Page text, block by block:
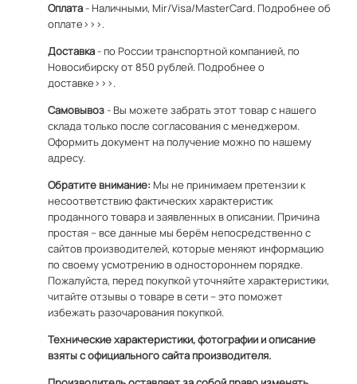
Оплата- Наличными, Mir/Visa/MasterCard. Подробнее об
оплате>>>.
Доставка- по России транспортной компанией, по
Новосибирску от 850 рублей. Подробнее о
доставке>>>.
Самовывоз- Вы можете забрать этот товар с нашего
склада только после согласования с менеджером.
Оформить документ на получение можно по нашему
адресу.
Обратите внимание: Мы не принимаем претензии к
несоответствию фактических характеристик
проданного товара и заявленных в описании. Причина
простая – все данные мы берём непосредственно с
сайтов производителей, которые меняют информацию
по своему усмотрению в одностороннем порядке.
Пожалуйста, перед покупкой уточняйте характеристики,
читайте отзывы о товаре в сети – это поможет
избежать разочарования покупкой.
Технические характеристики, фотографии и описание
взяты с официального сайта производителя.